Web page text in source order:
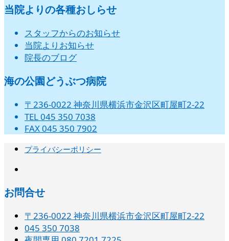
当院よりの各種おしらせ
スタッフからのお知らせ
当院よりお知らせ
院長のブログ
海の公園どうぶつ病院
〒236-0022 神奈川県横浜市金沢区町屋町2-22
TEL 045 350 7038
FAX 045 350 7902
プライバシーポリシー
お問合せ
〒236-0022 神奈川県横浜市金沢区町屋町2-22
045 350 7038‬